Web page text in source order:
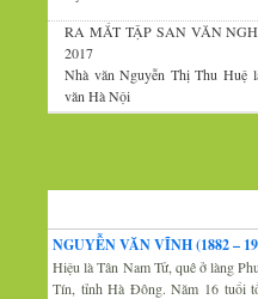
RA MẮT TẬP SAN VĂN
2017
Nhà văn Nguyễn Thị Thu Huệ
văn Hà Nội
NGUYỄN VĂN VĨNH (1882 –
Hiệu là Tân Nam Tử, quê ở làng
Tín, tỉnh Hà Đông. Năm 16 tuổi